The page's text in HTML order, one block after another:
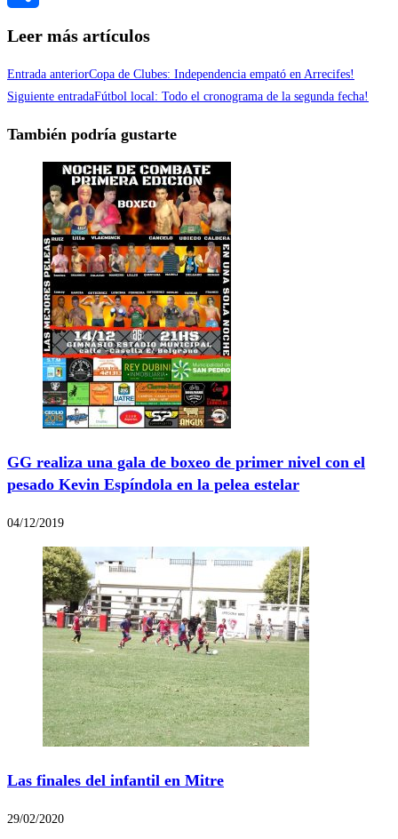
Leer más artículos
Entrada anteriorCopa de Clubes: Independencia empató en Arrecifes!
Siguiente entradaFútbol local: Todo el cronograma de la segunda fecha!
También podría gustarte
GG realiza una gala de boxeo de primer nivel con el
pesado Kevin Espíndola en la pelea estelar
04/12/2019
Las finales del infantil en Mitre
29/02/2020